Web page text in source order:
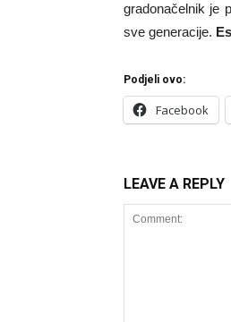
gradonačelnik je
sve generacije.
Podjeli ovo:
Facebook
LEAVE A REPLY